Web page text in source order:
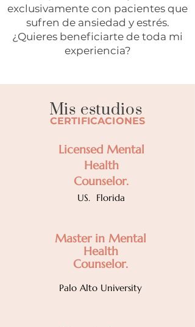
exclusivamente con pacientes que
sufren de ansiedad y estrés.
¿Quieres beneficiarte de toda mi
experiencia?
Mis estudios
CERTIFICACIONES
Licensed Mental
Health
Counselor.
US. Florida
Master in Mental
Health
Counselor.
Palo Alto University